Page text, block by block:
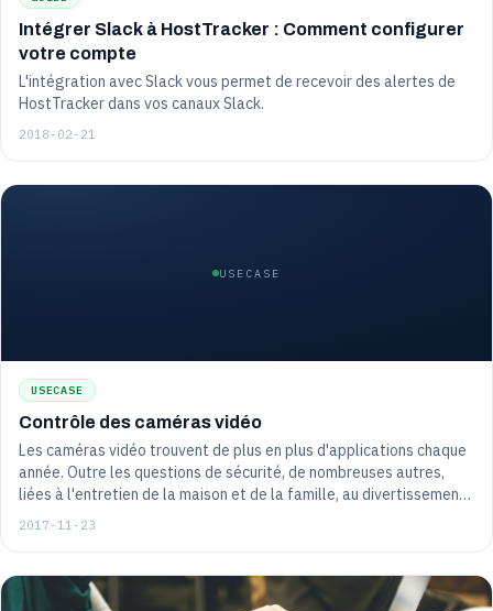
Intégrer Slack à HostTracker : Comment configurer
votre compte
L'intégration avec Slack vous permet de recevoir des alertes de
HostTracker dans vos canaux Slack.
2018-02-21
USECASE
USECASE
Contrôle des caméras vidéo
Les caméras vidéo trouvent de plus en plus d'applications chaque
année. Outre les questions de sécurité, de nombreuses autres,
liées à l'entretien de la maison et de la famille, au divertissement,
à l'éducation, etc. sont aujourd'hui largement utilisées.
2017-11-23